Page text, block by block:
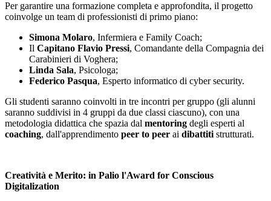
Per garantire una formazione completa e approfondita, il progetto
coinvolge un team di professionisti di primo piano:
Simona Molaro, Infermiera e Family Coach;
Il Capitano Flavio Pressi, Comandante della Compagnia dei
Carabinieri di Voghera;
Linda Sala, Psicologa;
Federico Pasqua, Esperto informatico di cyber security.
Gli studenti saranno coinvolti in tre incontri per gruppo (gli alunni
saranno suddivisi in 4 gruppi da due classi ciascuno), con una
metodologia didattica che spazia dal mentoring degli esperti al
coaching, dall'apprendimento peer to peer ai dibattiti strutturati.
Creatività e Merito: in Palio l'Award for Conscious
Digitalization